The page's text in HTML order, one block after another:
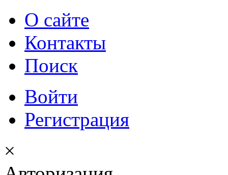
О сайте
Контакты
Поиск
Войти
Регистрация
×